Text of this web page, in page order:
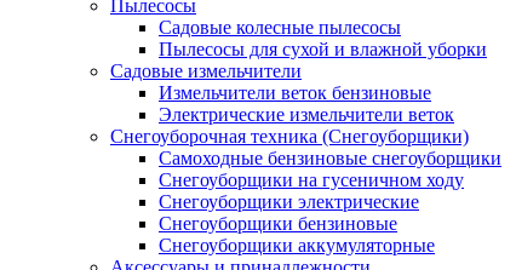
Пылесосы
Садовые колесные пылесосы
Пылесосы для сухой и влажной уборки
Садовые измельчители
Измельчители веток бензиновые
Электрические измельчители веток
Снегоуборочная техника (Снегоуборщики)
Самоходные бензиновые снегоуборщики
Снегоуборщики на гусеничном ходу
Снегоуборщики электрические
Снегоуборщики бензиновые
Снегоуборщики аккумуляторные